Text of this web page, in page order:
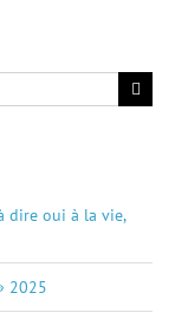
dire oui à la vie,
2025